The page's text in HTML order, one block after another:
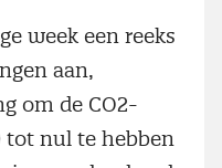
week een reeks
aan,
om de CO2-
nul te hebben